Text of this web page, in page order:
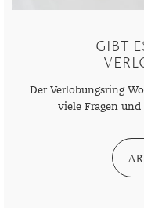
GIBT
Der Verlobungsring
viele Fragen